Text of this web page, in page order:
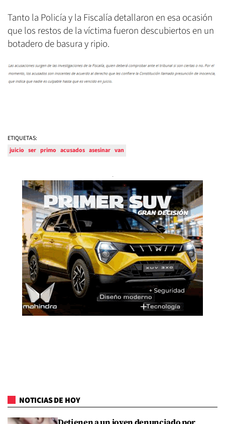
Tanto la Policía y la Fiscalía detallaron en esa ocasión
que los restos de la víctima fueron descubiertos en un
botadero de basura y ripio.
ETIQUETAS:
juicio ser primo acusados asesinar van
NOTICIAS DE HOY